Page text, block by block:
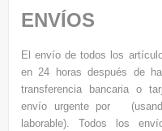
ENVÍOS
El envío de todos los
en 24 horas después de
transferencia bancaria o
envío urgente por
laborable). Todos los